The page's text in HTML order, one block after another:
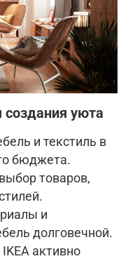
уюта
и текстиль в
бюджета.
товаров,
и
долговечной.
IKEA активно